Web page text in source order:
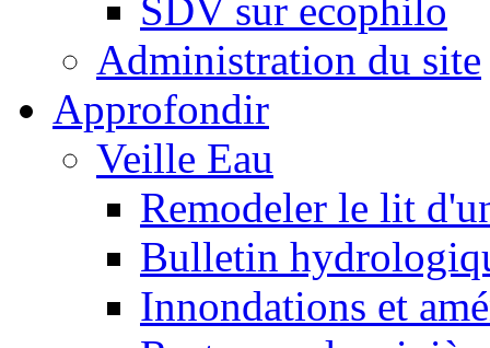
SDV sur ecophilo
Administration du site
Approfondir
Veille Eau
Remodeler le lit
Bulletin
Innondations et